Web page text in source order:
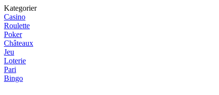
Kategorier
Casino
Roulette
Poker
Châteaux
Jeu
Loterie
Pari
Bingo